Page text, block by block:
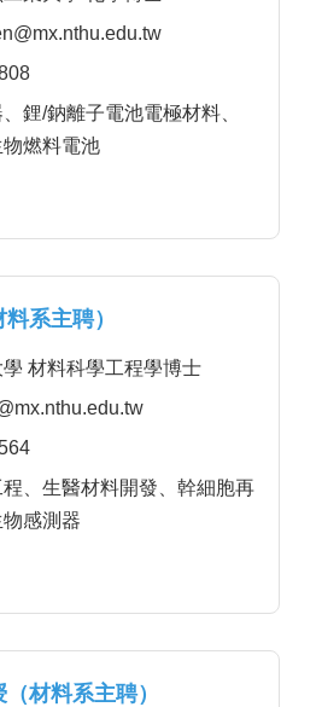
鋰/鈉離子電池電極材料、
燃料電池
系主聘）
材料科學工程學博士
程、生醫材料開發、幹細胞再
感測器
材料系主聘）